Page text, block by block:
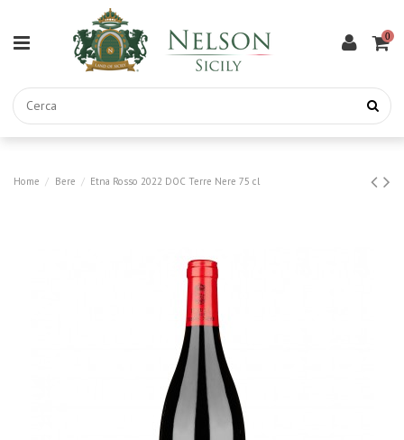
0
Home Bere Etna Rosso 2022 DOC Terre Nere 75 cl